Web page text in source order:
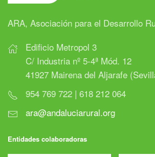
ARA, Asociación para el Desarrollo
Edificio Metropol 3
C/ Industria nº 5-4ª Mód. 12
41927 Mairena del Aljarafe
954 769 722 | 618 212 064
ara@andaluciarural.org
Entidades colaboradoras